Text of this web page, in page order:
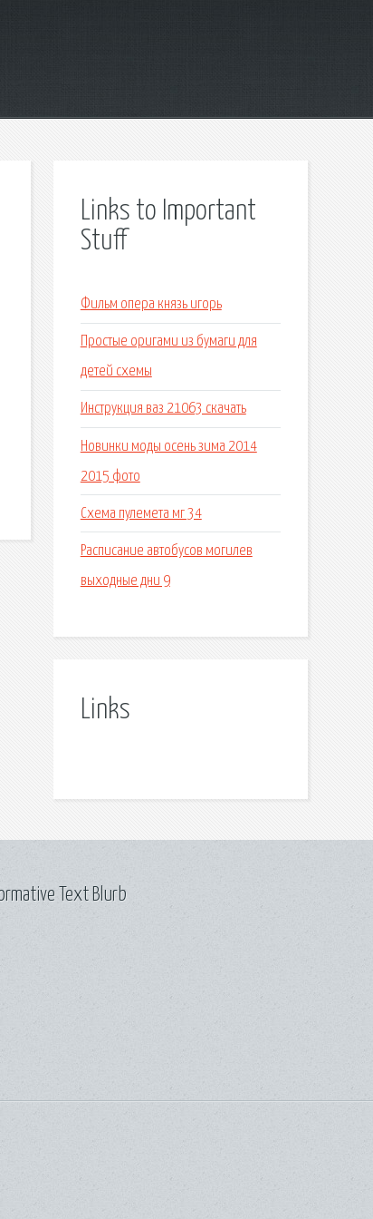
Links to Important
Stuff
Фильм опера князь игорь
Простые оригами из бумаги для
детей схемы
Инструкция ваз 21063 скачать
Новинки моды осень зима 2014
2015 фото
Схема пулемета мг 34
Расписание автобусов могилев
выходные дни 9
Links
Text Blurb